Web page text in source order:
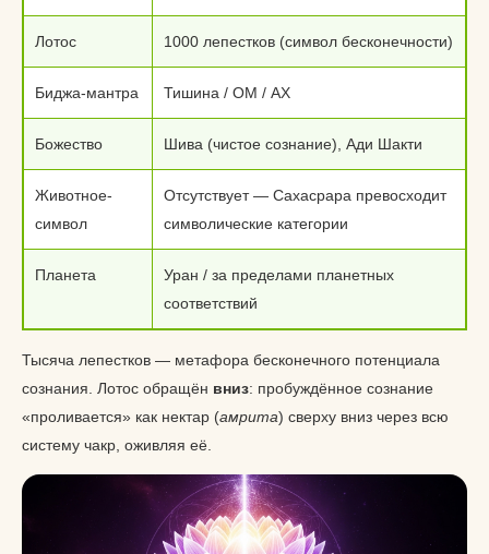
Лотос 1000 лепестков (символ бесконечности)
Биджа-мантра Тишина / ОМ / АХ
Божество Шива (чистое сознание), Ади Шакти
Животное-
символ
Отсутствует — Сахасрара превосходит
символические категории
Планета
Уран / за пределами планетных
соответствий
Тысяча лепестков — метафора бесконечного потенциала
сознания. Лотос обращён вниз: пробуждённое сознание
«проливается» как нектар (амрита) сверху вниз через всю
систему чакр, оживляя её.